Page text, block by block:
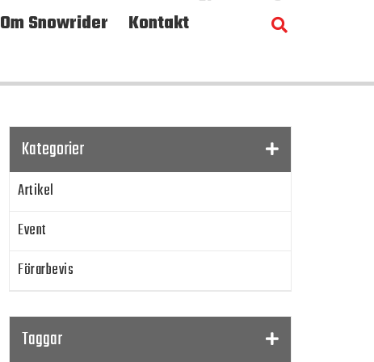
Om Snowrider
Kontakt
Kategorier
Artikel
Event
Förarbevis
SnowRider TV
Taggar